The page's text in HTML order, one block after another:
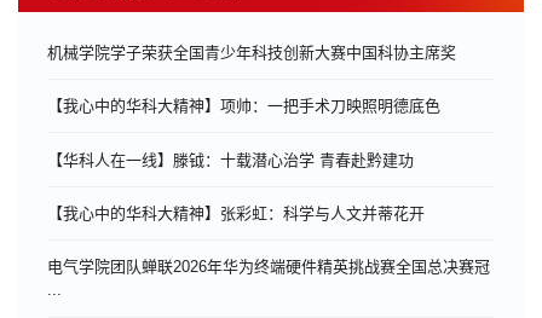
机械学院学子荣获全国青少年科技创新大赛中国科协主席奖
【我心中的华科大精神】项帅：一把手术刀映照明德底色
【华科人在一线】滕钺：十载潜心治学 青春赴黔建功
【我心中的华科大精神】张彩虹：科学与人文并蒂花开
电气学院团队蝉联2026年华为终端硬件精英挑战赛全国总决赛冠
...